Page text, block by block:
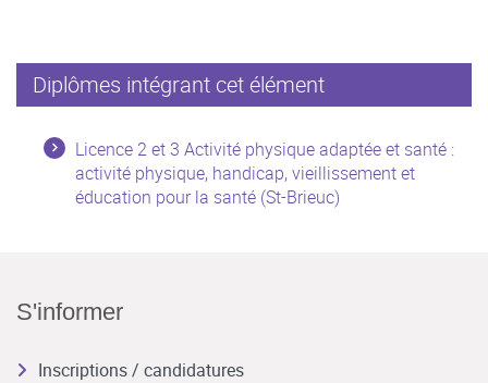
Diplômes intégrant cet élément
Licence 2 et 3 Activité physique adaptée et santé :
activité physique, handicap, vieillissement et
éducation pour la santé (St-Brieuc)
S'informer
Inscriptions / candidatures